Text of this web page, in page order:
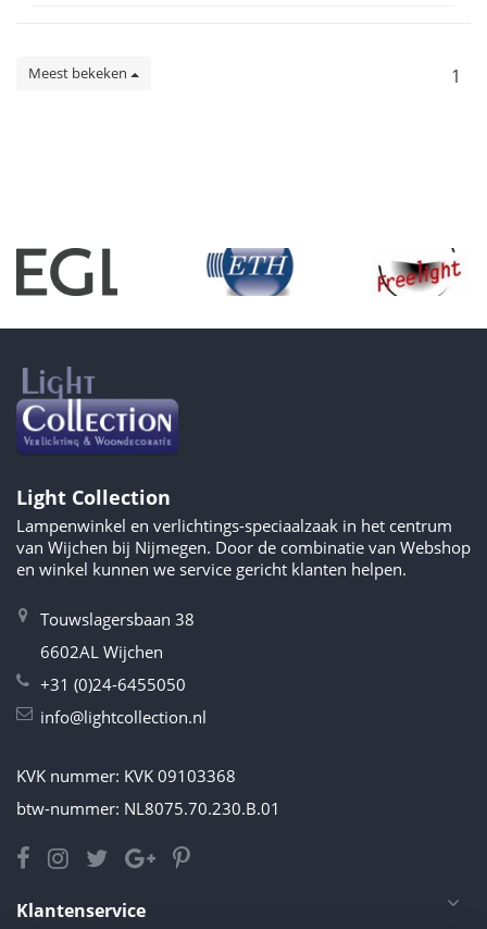
Meest bekeken 1
Light Collection
Lampenwinkel en verlichtings-speciaalzaak in het centrum
van Wijchen bij Nijmegen. Door de combinatie van Webshop
en winkel kunnen we service gericht klanten helpen.
Touwslagersbaan 38
6602AL Wijchen
+31 (0)24-6455050
info@lightcollection.nl
KVK nummer: KVK 09103368
btw-nummer: NL8075.70.230.B.01
Klantenservice